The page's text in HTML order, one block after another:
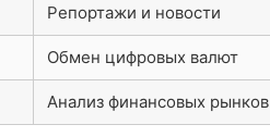
Репортажи и новости
Обмен цифровых валют
Анализ финансовых рынков